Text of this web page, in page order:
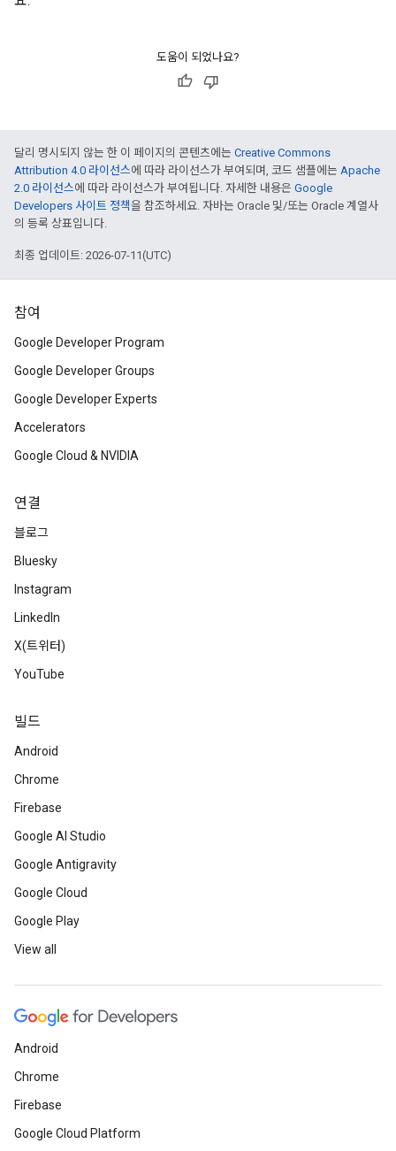
도움이 되었나요?
달리 명시되지 않는 한 이 페이지의 콘텐츠에는 Creative Commons
Attribution 4.0 라이선스에 따라 라이선스가 부여되며, 코드 샘플에는 Apache
2.0 라이선스에 따라 라이선스가 부여됩니다. 자세한 내용은 Google
Developers 사이트 정책을 참조하세요. 자바는 Oracle 및/또는 Oracle 계열사
의 등록 상표입니다.
최종 업데이트: 2026-07-11(UTC)
참여
Google Developer Program
Google Developer Groups
Google Developer Experts
Accelerators
Google Cloud & NVIDIA
연결
블로그
Bluesky
Instagram
LinkedIn
X(트위터)
YouTube
빌드
Android
Chrome
Firebase
Google AI Studio
Google Antigravity
Google Cloud
Google Play
View all
Android
Chrome
Firebase
Google Cloud Platform